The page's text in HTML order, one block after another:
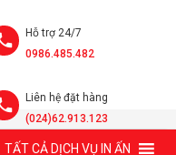
Hỗ trợ 24/7
0986.485.482
Liên hệ đặt hàng
(024)62.913.123
TẤT CẢ DỊCH VỤ IN ẤN